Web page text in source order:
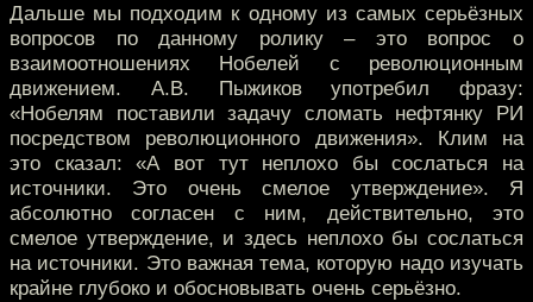
Дальше мы подходим к одному из самых серьёзных
вопросов по данному ролику – это вопрос о
взаимоотношениях Нобелей с революционным
движением. А.В. Пыжиков употребил фразу:
«Нобелям поставили задачу сломать нефтянку РИ
посредством революционного движения». Клим на
это сказал: «А вот тут неплохо бы сослаться на
источники. Это очень смелое утверждение». Я
абсолютно согласен с ним, действительно, это
смелое утверждение, и здесь неплохо бы сослаться
на источники. Это важная тема, которую надо изучать
крайне глубоко и обосновывать очень серьёзно.